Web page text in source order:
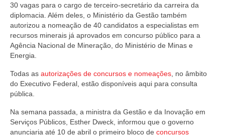
30 vagas para o cargo de terceiro-secretário da carreira da
diplomacia. Além deles, o Ministério da Gestão também
autorizou a nomeação de 40 candidatos a especialistas em
recursos minerais já aprovados em concurso público para a
Agência Nacional de Mineração, do Ministério de Minas e
Energia.
Todas as autorizações de concursos e nomeações , no âmbito
do Executivo Federal, estão disponíveis aqui para consulta
pública.
Na semana passada, a ministra da Gestão e da Inovação em
Serviços Públicos, Esther Dweck, informou que o governo
anunciaria até 10 de abril o primeiro bloco de concursos